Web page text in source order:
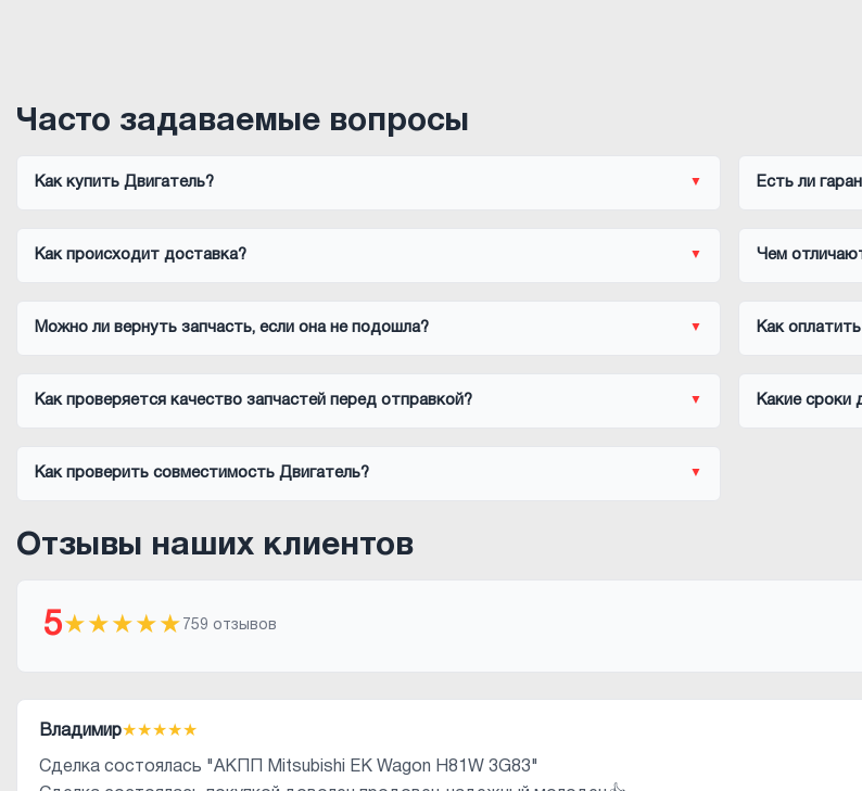
Часто задаваемые вопросы
Как купить Двигатель? Есть ли
Как происходит доставка? Чем
Можно ли вернуть запчасть, если она не подошла? Как
Как проверяется качество запчастей перед отправкой? Какие сроки
Как проверить совместимость Двигатель?
Отзывы наших клиентов
5★★★★★ 759 отзывов
Владимир★★★★★
Сделка состоялась "АКПП Mitsubishi EK Wagon H81W 3G83"